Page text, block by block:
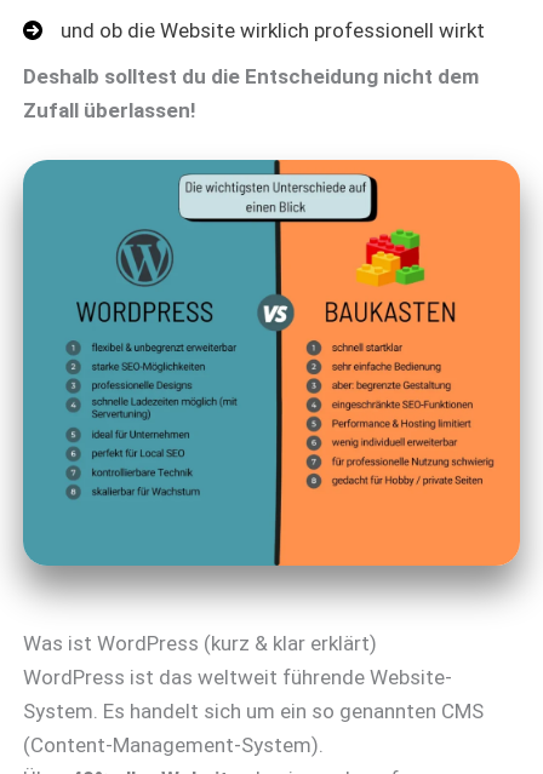
und ob die Website wirklich professionell wirkt
Deshalb solltest du die Entscheidung nicht dem
Zufall überlassen!
Was ist WordPress (kurz & klar erklärt)
WordPress ist das weltweit führende Website-
System. Es handelt sich um ein so genannten CMS
(Content-Management-System).